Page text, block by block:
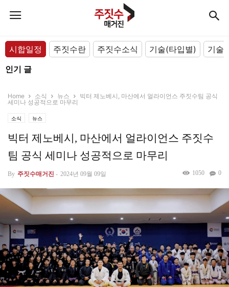
시합일정 주짓수란 주짓수소식 기술(타입별)
기술
인기 글
Home 소식 뉴스
빅터 제노베시, 마산에서 얼라이언스 주짓수팀 공식
세미나 성공적으로 마무리
소식 뉴스
빅터 제노베시, 마산에서 얼라이언스 주짓수
팀 공식 세미나 성공적으로 마무리
By 주짓수매거진 - 2024년 09월 09일 0
1050